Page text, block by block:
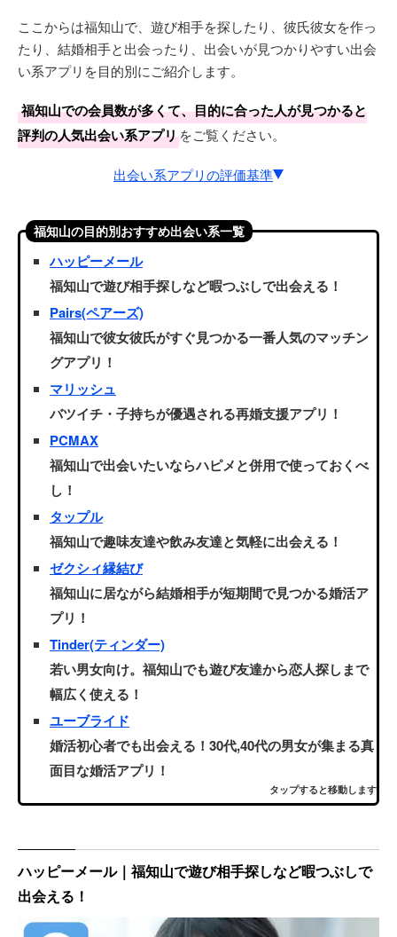
ここからは福知山で、遊び相手を探したり、彼氏彼女を作っ
たり、結婚相手と出会ったり、出会いが見つかりやすい出会
い系アプリを目的別にご紹介します。
福知山での会員数が多くて、目的に合った人が見つかると
評判の人気出会い系アプリをご覧ください。
出会い系アプリの評価基準
星5段階の評価基準
会員が多い度：これまでの利用会員数が多いか
使いやすい度：初利用でもすぐに使いこなせるか
まじで出会える度：ちゃんと出会えるかどうか
遊びたい度 or 真面目度：遊びor真面目の傾向と意識は
どうか
福知山の目的別おすすめ出会い系一覧
ハッピーメール
福知山で遊び相手探しなど暇つぶしで出会える！
Pairs(ペアーズ)
福知山で彼女彼氏がすぐ見つかる一番人気のマッチン
グアプリ！
マリッシュ
バツイチ・子持ちが優遇される再婚支援アプリ！
PCMAX
福知山で出会いたいならハピメと併用で使っておくべ
し！
タップル
福知山で趣味友達や飲み友達と気軽に出会える！
ゼクシィ縁結び
福知山に居ながら結婚相手が短期間で見つかる婚活ア
プリ！
Tinder(ティンダー)
若い男女向け。福知山でも遊び友達から恋人探しまで
幅広く使える！
ユーブライド
婚活初心者でも出会える！30代,40代の男女が集まる真
面目な婚活アプリ！
タップすると移動します
ハッピーメール｜福知山で遊び相手探しなど暇つぶしで
出会える！